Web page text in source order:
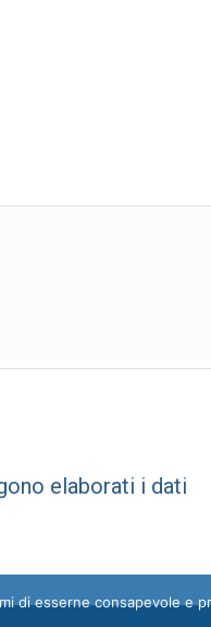
elaborati i dati
di esserne consapevole e